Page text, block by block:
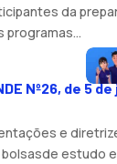
da
Nº26, de 5
e
estudo